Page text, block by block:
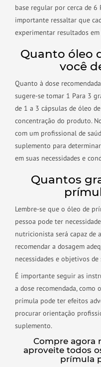
base regular por cerca de 6
importante ressaltar que
experimentar resultados
Quanto óleo
você
Quanto à dose
sugere-se tomar 1 Para 3
de 1 a 3 cápsulas de óleo
concentração do produto.
com um profissional de
suplemento para
em suas necessidades e
Quantos
Lembre-se que o óleo de
pessoa pode ter
nutricionista será capaz de
recomendar a dosagem
necessidades e objetivos de
É importante seguir as
a dose recomendada, como
prímula pode ter efeitos
procurar orientação
suplemento.
Compre agora
aproveite todos
prímula